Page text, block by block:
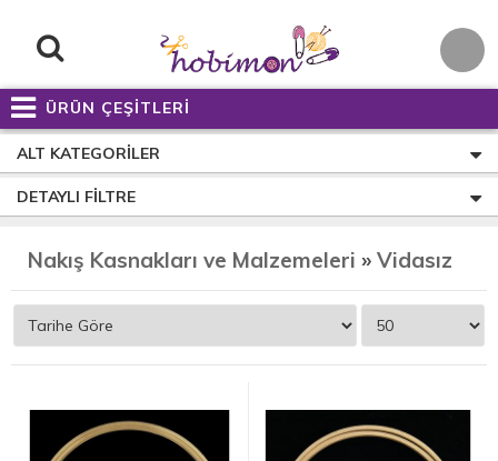
ÜRÜN ÇEŞİTLERİ
ALT KATEGORILER
DETAYLI FILTRE
Nakış Kasnakları ve Malzemeleri » Vidasız Çember Ahşap Kasnak